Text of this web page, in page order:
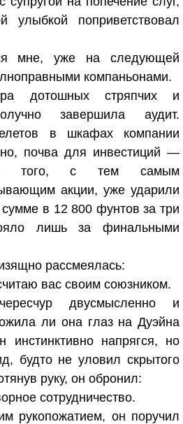
улыбкой поприветствовал
мне, уже на следующей
компаньонами.
дотошных стряпчих и
завершила аудит.
в шкафах компании
почва для инвестиций —
того, с тем самым
акции, уже ударили
в 12 800 фунтов за три
лишь за финальными
рассмеялась:
вас своим союзником.
двусмысленно и
ли она глаз на Дуэйна
напрягся, но
будто не уловил скрытого
руку, он обронил:
сотрудничество.
рукопожатием, он поручил